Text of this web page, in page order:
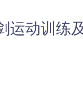
运动训练